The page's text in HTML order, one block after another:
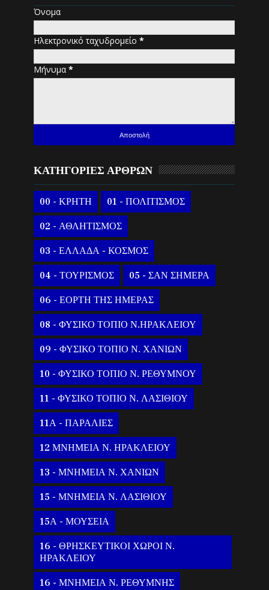
Όνομα
Ηλεκτρονικό ταχυδρομείο*
Μήνυμα*
ΚΑΤΗΓΟΡΙΕΣ ΑΡΘΡΩΝ
00 - ΚΡΗΤΗ 01 - ΠΟΛΙΤΙΣΜΟΣ
02 - ΑΘΛΗΤΙΣΜΟΣ
03 - ΕΛΛΑΔΑ - ΚΟΣΜΟΣ
04 - ΤΟΥΡΙΣΜΟΣ 05 - ΣΑΝ ΣΗΜΕΡΑ
06 - ΕΟΡΤΗ ΤΗΣ ΗΜΕΡΑΣ
08 - ΦΥΣΙΚΟ ΤΟΠΙΟ Ν.ΗΡΑΚΛΕΙΟΥ
09 - ΦΥΣΙΚΟ ΤΟΠΙΟ Ν. ΧΑΝΙΩΝ
10 - ΦΥΣΙΚΟ ΤΟΠΙΟ Ν. ΡΕΘΥΜΝΟΥ
11 - ΦΥΣΙΚΟ ΤΟΠΙΟ Ν. ΛΑΣΙΘΙΟΥ
11Α - ΠΑΡΑΛΙΕΣ
12 ΜΝΗΜΕΙΑ Ν. ΗΡΑΚΛΕΙΟΥ
13 - ΜΝΗΜΕΙΑ Ν. ΧΑΝΙΩΝ
15 - ΜΝΗΜΕΙΑ Ν. ΛΑΣΙΘΙΟΥ
15Α - ΜΟΥΣΕΙΑ
16 - ΘΡΗΣΚΕΥΤΙΚΟΙ ΧΩΡΟΙ Ν.
ΗΡΑΚΛΕΙΟΥ
16 - ΜΝΗΜΕΙΑ Ν. ΡΕΘΥΜΝΗΣ